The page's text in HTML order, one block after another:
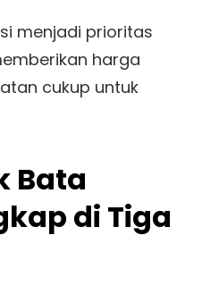
menjadi prioritas
harga
cukup untuk
Bata
di Tiga